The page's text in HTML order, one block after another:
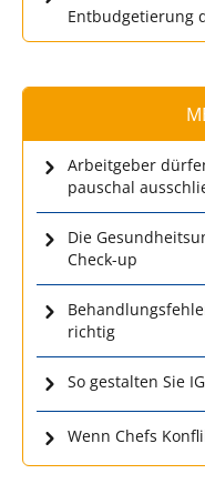
Entbudgetierung
Arbeitgeber
pauschal
Die
Check-up
richtig
So gestalten Sie
Wenn Chefs